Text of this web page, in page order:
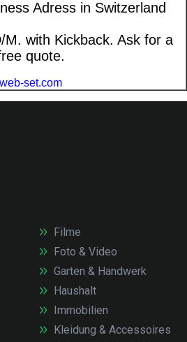
Filme
Foto & Video
Garten & Handwerk
Haushalt
Immobilien
Kleidung & Accessoires